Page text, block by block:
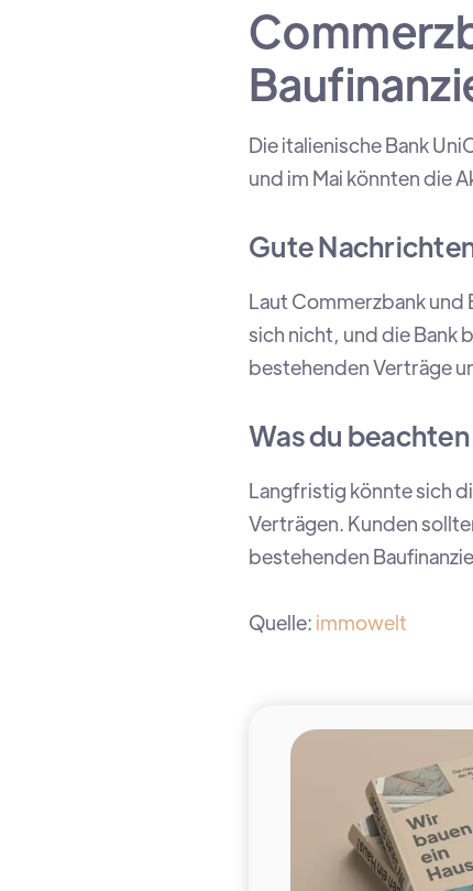
Die italienische Bank
und im Mai könnten die
Gute
Laut Commerzbank und
sich nicht, und die Bank
bestehenden Verträge
Was du
Langfristig könnte sich
Verträgen. Kunden
bestehenden
Quelle: immowelt